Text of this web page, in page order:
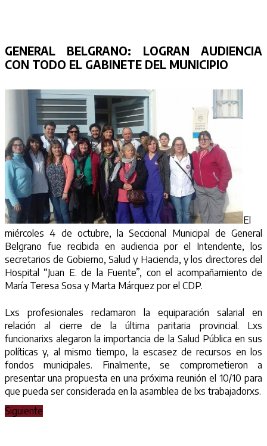
GENERAL BELGRANO: LOGRAN AUDIENCIA
CON TODO EL GABINETE DEL MUNICIPIO
El
miércoles 4 de octubre, la Seccional Municipal de General
Belgrano fue recibida en audiencia por el Intendente, los
secretarios de Gobierno, Salud y Hacienda, y los directores del
Hospital “Juan E. de la Fuente”, con el acompañamiento de
María Teresa Sosa y Marta Márquez por el CDP.
Lxs profesionales reclamaron la equiparación salarial en
relación al cierre de la última paritaria provincial. Lxs
funcionarixs alegaron la importancia de la Salud Pública en sus
políticas y, al mismo tiempo, la escasez de recursos en los
fondos municipales. Finalmente, se comprometieron a
presentar una propuesta en una próxima reunión el 10/10 para
que pueda ser considerada en la asamblea de lxs trabajadorxs.
Siguiente